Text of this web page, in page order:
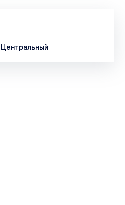
Центральный